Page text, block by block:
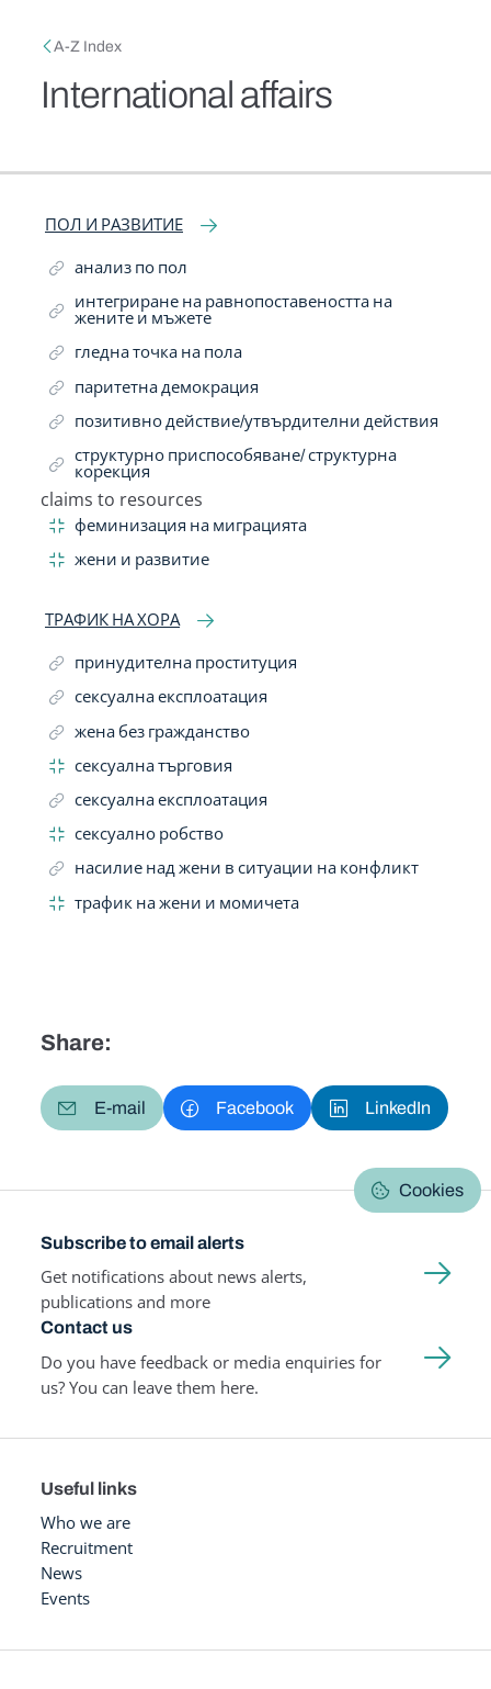
Breadcrumb
A-Z Index
International affairs
ПОЛ И РАЗВИТИЕ
анализ по пол
Related Term
интегриране на равнопоставеността на
жените и мъжете
Related Term
гледна точка на пола
Related Term
паритетна демокрация
Related Term
позитивно действие/утвърдителни действия
Related Term
структурно приспособяване/ структурна
корекция
Related Term
claims to resources
Narrow Term
феминизация на миграцията
Narrow Term
жени и развитие
Narrow Term
ТРАФИК НА ХОРА
принудителна проституция
Related Term
сексуална експлоатация
Related Term
жена без гражданство
Related Term
сексуална търговия
Narrow Term
сексуална експлоатация
Related Term
сексуално робство
Narrow Term
насилие над жени в ситуации на конфликт
Related Term
трафик на жени и момичета
Narrow Term
Share:
E-mail Facebook LinkedIn
Cookies
Subscribe to email alerts
Get notifications about news alerts,
publications and more
Contact us
Do you have feedback or media enquiries for
us? You can leave them here.
Useful links
Who we are
Recruitment
News
Events